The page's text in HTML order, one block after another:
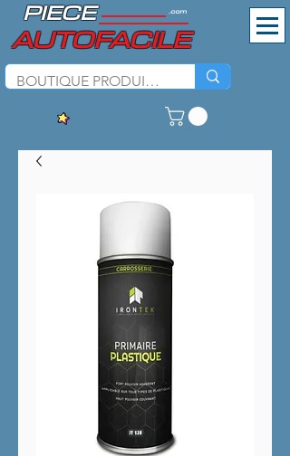
.com
PIECE
AUTOFACILE